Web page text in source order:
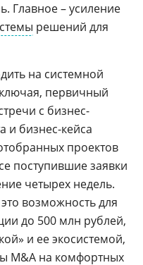
Главное – усиление
решений для
на системной
первичный
с бизнес-
и бизнес-кейса
проектов
поступившие заявки
четырех недель.
возможность для
до 500 млн рублей,
и ее экосистемой,
M&A на комфортных